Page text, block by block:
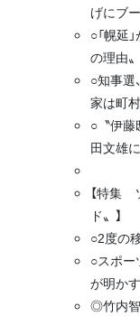
げにブ
○「幌延
の理由〟
○知事選
家は町
○〝伊
田文雄
【特集
ド〟】
○2度の
○スポー
が明か
◎竹内